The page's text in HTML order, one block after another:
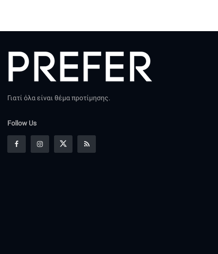
Γιατί όλα είναι θέμα προτίμησης.
Follow Us